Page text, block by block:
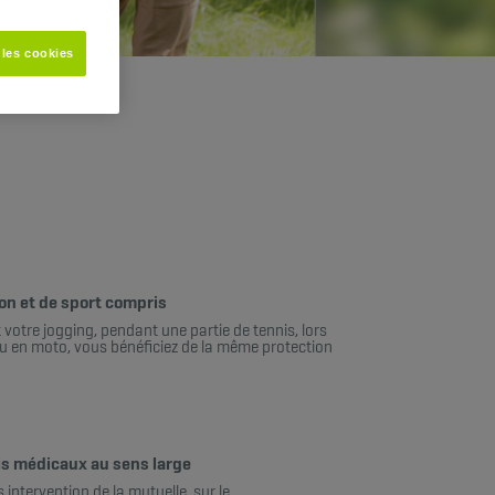
et de sport compris
jogging, pendant une partie de tennis, lors
en moto, vous bénéficiez de la même protection
médicaux au sens large
cookies